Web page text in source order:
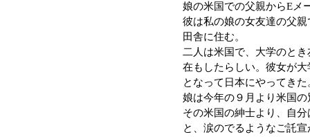
娘の米国での父親からEメ
彼は私の娘の女友達の父
田舎に住む。
二人は米国で、大学のと
在もしたらしい。彼女が
となって日本にやってきた
娘は今年の９月より米国
その米国の紳士より、自
と、涙のでるようなご託